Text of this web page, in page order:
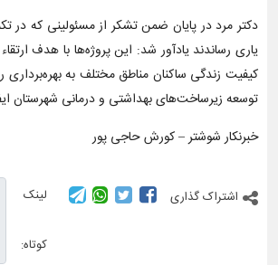
دکتر مرد در پایان ضمن تشکر از مسئولینی که در
یاری رساندند یادآور شد: این پروژه‌ها با هدف
کیفیت زندگی ساکنان مناطق مختلف به
توسعه زیرساخت‌های بهداشتی و درمانی شهرستان
خبرنکار شوشتر – کورش حاجی پور
اشتراک گذاری لینک
کوتاه: